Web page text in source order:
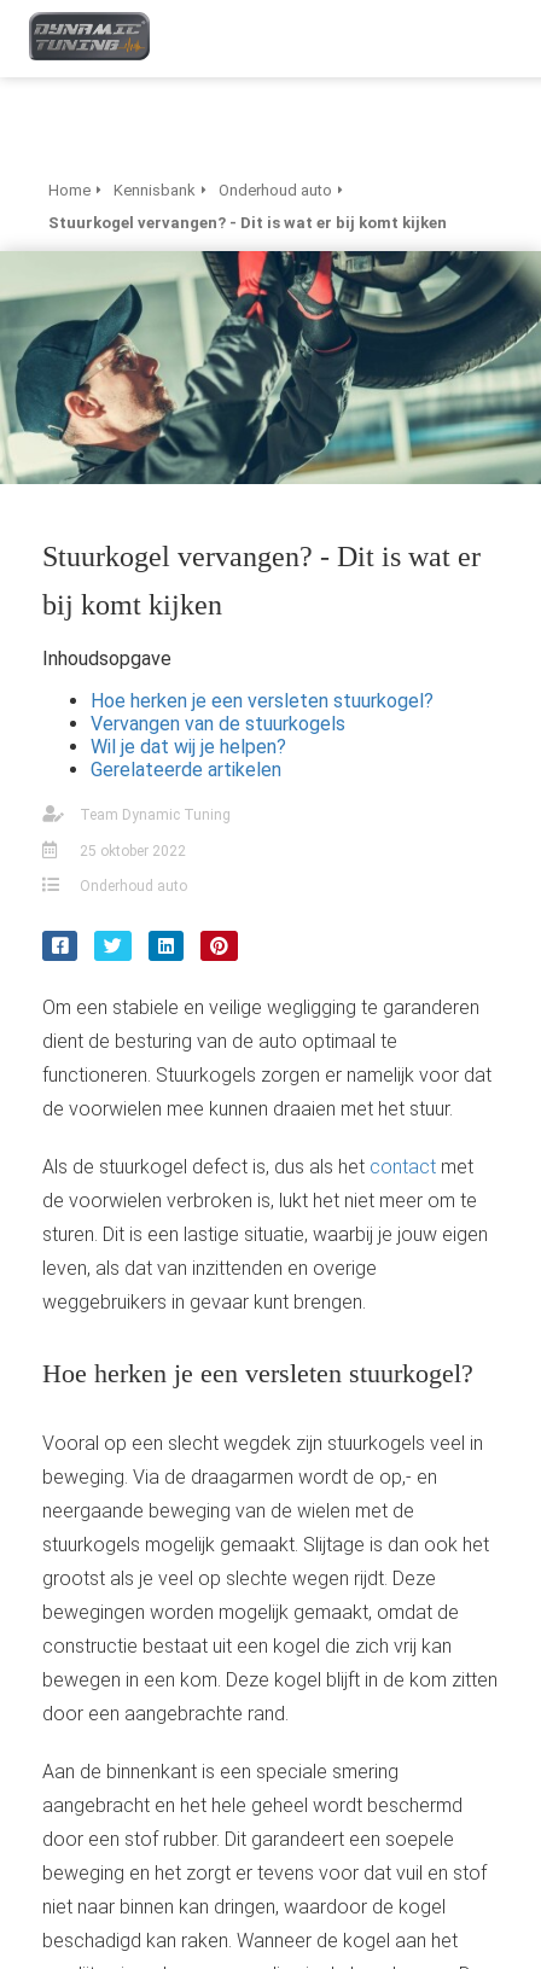
Home Kennisbank
Onderhoud auto
Stuurkogel vervangen? - Dit is wat er bij komt kijken
Stuurkogel vervangen? - Dit is wat er
bij komt kijken
Inhoudsopgave
Hoe herken je een versleten stuurkogel?
Vervangen van de stuurkogels
Wil je dat wij je helpen?
Gerelateerde artikelen
Team Dynamic Tuning
25 oktober 2022
Onderhoud auto
Om een stabiele en veilige wegligging te garanderen
dient de besturing van de auto optimaal te
functioneren. Stuurkogels zorgen er namelijk voor dat
de voorwielen mee kunnen draaien met het stuur.
Als de stuurkogel defect is, dus als het contact met
de voorwielen verbroken is, lukt het niet meer om te
sturen. Dit is een lastige situatie, waarbij je jouw eigen
leven, als dat van inzittenden en overige
weggebruikers in gevaar kunt brengen.
Hoe herken je een versleten stuurkogel?
Vooral op een slecht wegdek zijn stuurkogels veel in
beweging. Via de draagarmen wordt de op,- en
neergaande beweging van de wielen met de
stuurkogels mogelijk gemaakt. Slijtage is dan ook het
grootst als je veel op slechte wegen rijdt. Deze
bewegingen worden mogelijk gemaakt, omdat de
constructie bestaat uit een kogel die zich vrij kan
bewegen in een kom. Deze kogel blijft in de kom zitten
door een aangebrachte rand.
Aan de binnenkant is een speciale smering
aangebracht en het hele geheel wordt beschermd
door een stof rubber. Dit garandeert een soepele
beweging en het zorgt er tevens voor dat vuil en stof
niet naar binnen kan dringen, waardoor de kogel
beschadigd kan raken. Wanneer de kogel aan het